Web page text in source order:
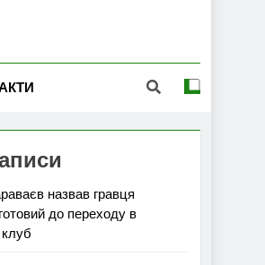
назвав гравця
до переходу в